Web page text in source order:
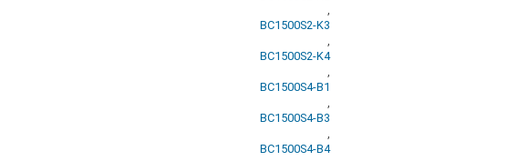
,
BC1500S2-K3
,
BC1500S2-K4
,
BC1500S4-B1
,
BC1500S4-B3
,
BC1500S4-B4